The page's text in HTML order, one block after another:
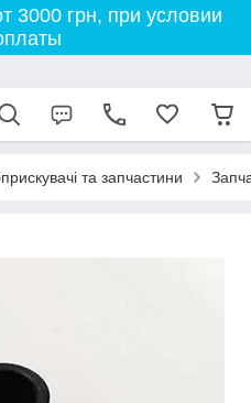
3000 грн, при условии
та запчастини